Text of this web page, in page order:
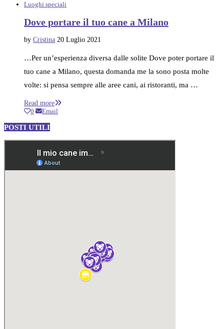
Luoghi speciali
Dove portare il tuo cane a Milano
by Cristina 20 Luglio 2021
…Per un’esperienza diversa dalle solite Dove poter portare il
tuo cane a Milano, questa domanda me la sono posta molte
volte: si pensa sempre alle aree cani, ai ristoranti, ma …
Read more
0
Email
POSTI UTILI